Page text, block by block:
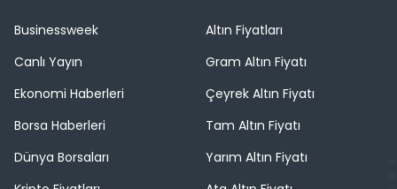
Businessweek
Canlı Yayın
Ekonomi Haberleri
Borsa Haberleri
Dünya Borsaları
Altın Fiyatları
Gram Altın Fiyatı
Çeyrek Altın Fiyatı
Tam Altın Fiyatı
Yarım Altın Fiyatı